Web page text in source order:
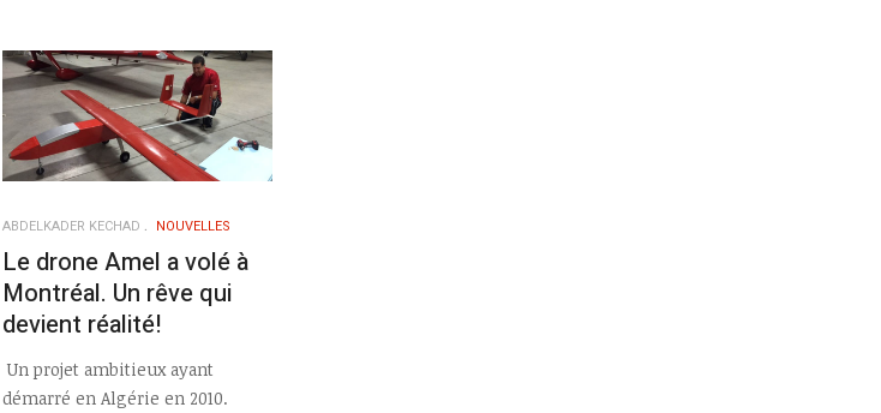
ABDELKADER KECHAD NOUVELLES
Le drone Amel a volé à
Montréal. Un rêve qui
devient réalité!
Un projet ambitieux ayant
démarré en Algérie en 2010.